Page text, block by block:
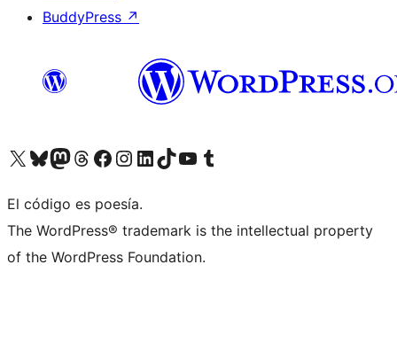
BuddyPress ↗
Visita nuestra cuenta de X (anteriormente Twitter)
Visita nuestra cuenta de Bluesky
Visita nuestra cuenta de Mastodon
Visita nuestra cuenta de Threads
Visita nuestra página de Facebook
Visita nuestra cuenta de Instagram
Visita nuestra cuenta de LinkedIn
Visita nuestra cuenta de TikTok
Visita nuestro canal de YouTube
Visita nuestra cuenta de Tumblr
El código es poesía.
The WordPress® trademark is the intellectual property
of the WordPress Foundation.